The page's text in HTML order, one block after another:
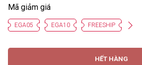
Mã giảm giá
EGA05 EGA10 FREESHIP
HẾT HÀNG